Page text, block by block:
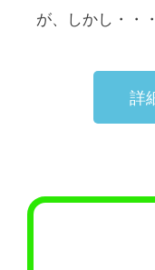
が、しかし・・
詳